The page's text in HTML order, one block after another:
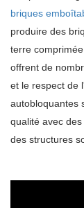
briques
produire des
terre
offrent de
et le respect de
autobloquantes
qualité avec
des structures